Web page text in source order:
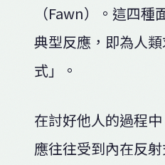
（Fawn）。這四
典型反應，即為人
式」。
在討好他人的過程
應往往受到內在反